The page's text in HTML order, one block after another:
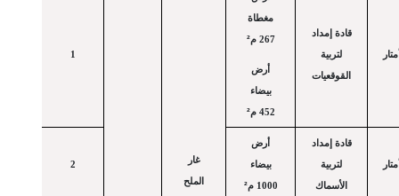
قادة إمداد
لتربية
القوقعيات
مغطاة
267 م ²
أرض
بيضاء
452 م ²
غار
الملح
1
قادة إمداد
لتربية
الأسماك
أرض
بيضاء
1000 م ²
2